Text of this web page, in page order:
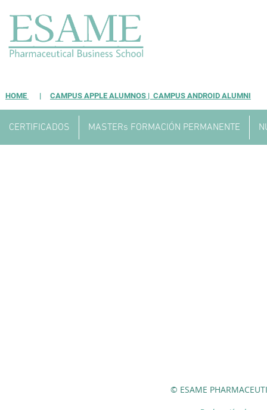
HOME | CAMPUS APPLE ALUMNOS | CAMPUS ANDROID ALUMNI
CERTIFICADOS MASTERs FORMACIÓN PERMANENTE
© ESAME